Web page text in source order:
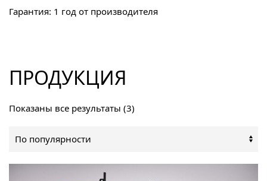
Гарантия: 1 год от производителя
ПРОДУКЦИЯ
Показаны все результаты (3)